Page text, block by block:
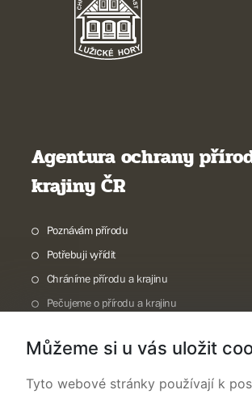
Agentura ochrany
krajiny ČR
Poznávám přírodu
Potřebuji vyřídit
Chráníme přírodu a krajinu
Pečujeme o přírodu a krajinu
O nás
Můžeme si u vás uložit
Tyto webové stránky používají k